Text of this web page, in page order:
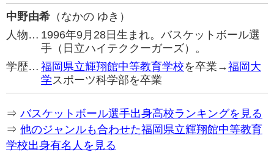
中野由希 （なかの ゆき）
人物… 1996年9月28日生まれ。バスケットボール選
手（日立ハイテククーガーズ）。
学歴… 福岡県立輝翔館中等教育学校を卒業→福岡大
学スポーツ科学部を卒業
⇒ バスケットボール選手出身高校ランキングを見る
⇒ 他のジャンルも合わせた福岡県立輝翔館中等教育
学校出身有名人を見る